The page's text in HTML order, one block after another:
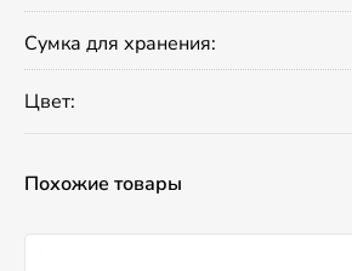
Сумка для хранения:
Цвет:
Похожие товары